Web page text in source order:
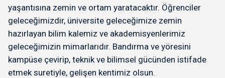
yaşantısına zemin ve ortam yaratacaktır. Öğrenciler
geleceğimizdir, üniversite geleceğimize zemin
hazırlayan bilim kalemiz ve akademisyenlerimiz
geleceğimizin mimarlarıdır. Bandırma ve yöresini
kampüse çevirip, teknik ve bilimsel gücünden istifade
etmek suretiyle, gelişen kentimiz olsun.